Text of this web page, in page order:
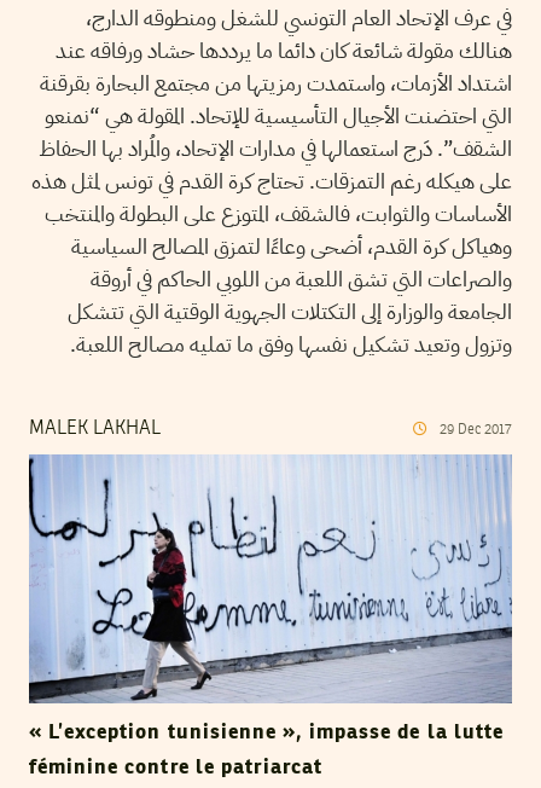
في عرف الإتحاد العام التونسي للشغل ومنطوقه الدارج،
هنالك مقولة شائعة كان دائما ما يرددها حشاد ورفاقه عند
اشتداد الأزمات، واستمدت رمزيتها من مجتمع البحارة بقرقنة
التي احتضنت الأجيال التأسيسية للإتحاد. المقولة هي “نمنعو
الشقف”. دَرج استعمالها في مدارات الإتحاد، والمُراد بها الحفاظ
على هيكله رغم التمزقات. تحتاج كرة القدم في تونس لمثل هذه
الأساسات والثوابت، فالشقف، المتوزع على البطولة والمنتخب
وهياكل كرة القدم، أضحى وعاءًا لتمزق المصالح السياسية
والصراعات التي تشق اللعبة من اللوبي الحاكم في أروقة
الجامعة والوزارة إلى التكتلات الجهوية الوقتية التي تتشكل
وتزول وتعيد تشكيل نفسها وفق ما تمليه مصالح اللعبة.
MALEK LAKHAL 29 Dec 2017
« L’exception tunisienne », impasse de la lutte
féminine contre le patriarcat